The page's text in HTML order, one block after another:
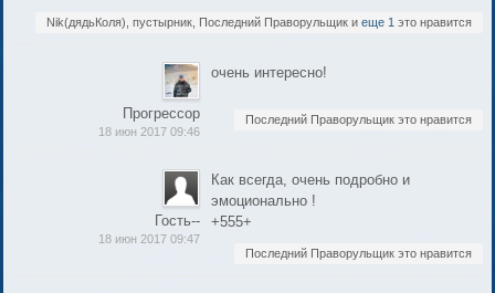
Nik(дядьКоля), пустырник, Последний Праворульщик и еще 1 это нравится
Прогрессор
18 июн 2017 09:46
очень интересно!
Последний Праворульщик это нравится
Гость--
18 июн 2017 09:47
Как всегда, очень подробно и
эмоционально !
+555+
Последний Праворульщик это нравится